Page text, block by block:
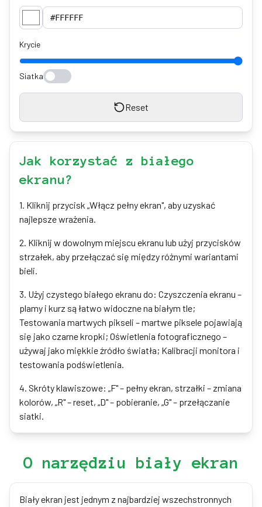
Krycie
Siatka
Reset
Jak korzystać z białego
ekranu?
1. Kliknij przycisk „Włącz pełny ekran", aby uzyskać
najlepsze wrażenia.
2. Kliknij w dowolnym miejscu ekranu lub użyj przycisków
strzałek, aby przełączać się między różnymi wariantami
bieli.
3. Użyj czystego białego ekranu do: Czyszczenia ekranu –
plamy i kurz są łatwo widoczne na białym tle;
Testowania martwych pikseli – martwe piksele pojawiają
się jako czarne kropki; Oświetlenia fotograficznego –
używaj jako miękkie źródło światła; Kalibracji monitora i
testowania podświetlenia.
4. Skróty klawiszowe: „F" – pełny ekran, strzałki – zmiana
kolorów, „R" – reset, „D" – pobieranie, „G" – przełączanie
siatki.
O narzędziu biały ekran
Biały ekran jest jednym z najbardziej wszechstronnych